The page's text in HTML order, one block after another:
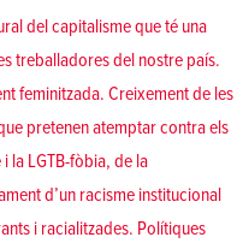
del capitalisme que té una
treballadores del nostre país.
feminitzada. Creixement de les
pretenen atemptar contra els
la LGTB-fòbia, de la
d’un racisme institucional
i racialitzades. Polítiques